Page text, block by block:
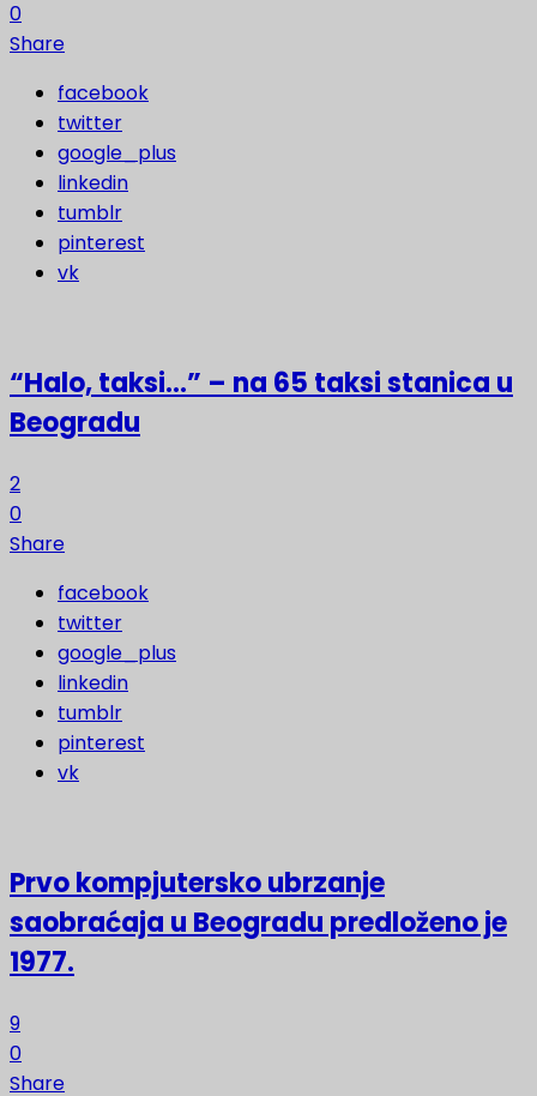
0
Share
facebook
twitter
google_plus
linkedin
tumblr
pinterest
vk
“Halo, taksi…” – na 65 taksi stanica u
Beogradu
2
0
Share
facebook
twitter
google_plus
linkedin
tumblr
pinterest
vk
Prvo kompjutersko ubrzanje
saobraćaja u Beogradu predloženo je
1977.
9
0
Share